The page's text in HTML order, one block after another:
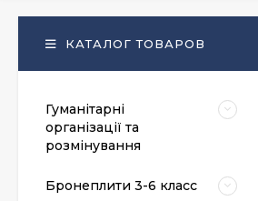
КАТАЛОГ ТОВАРОВ
Гуманітарні
організації та
розмінування
Бронеплити 3-6 класс